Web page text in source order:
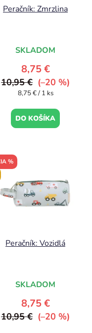
Peračník: Zmrzlina
SKLADOM
8,75 €
10,95 € (–20 %)
Jednotková
8,75 € / 1 ks
DO KOŠÍKA
%
Peračník: Vozidlá
SKLADOM
8,75 €
10,95 € (–20 %)